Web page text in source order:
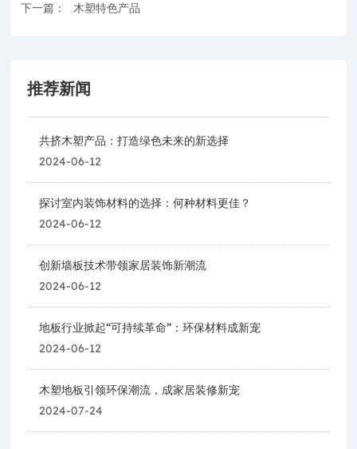
下一篇： 木塑特色产品
推荐新闻
共挤木塑产品：打造绿色未来的新选择
2024-06-12
探讨室内装饰材料的选择：何种材料更佳？
2024-06-12
创新墙板技术带领家居装饰新潮流
2024-06-12
地板行业掀起“可持续革命”：环保材料成新宠
2024-06-12
木塑地板引领环保潮流，成家居装修新宠
2024-07-24